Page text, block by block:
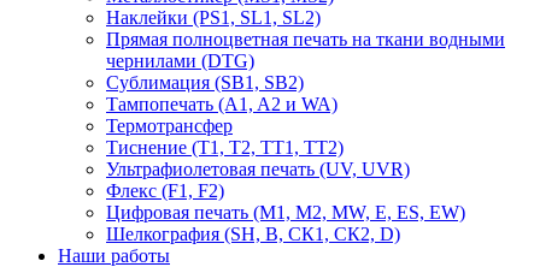
Наклейки (PS1, SL1, SL2)
Прямая полноцветная печать на ткани водными
чернилами (DTG)
Сублимация (SB1, SB2)
Тампопечать (A1, A2 и WA)
Термотрансфер
Тиснение (Т1, Т2, ТT1, ТT2)
Ультрафиолетовая печать (UV, UVR)
Флекс (F1, F2)
Цифровая печать (M1, M2, MW, E, ES, EW)
Шелкография (SH, В, СК1, СК2, D)
Наши работы